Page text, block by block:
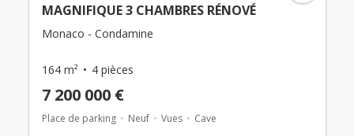
MAGNIFIQUE 3 CHAMBRES RÉNOVÉ
Monaco - Condamine
164 m² 4 pièces
7 200 000 €
Place de parking Neuf Vues Cave